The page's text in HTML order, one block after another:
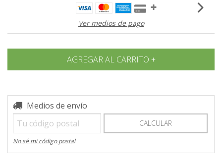
Ver medios de pago
Entregas para el CP:
Medios de envío
CALCULAR
No sé mi código postal